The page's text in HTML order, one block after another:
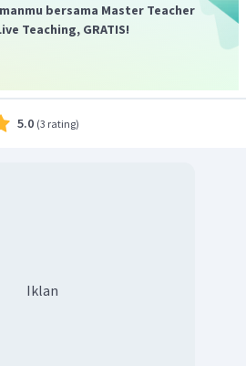
bersama Master Teacher
Teaching, GRATIS!
5.0 (3 rating)
Iklan